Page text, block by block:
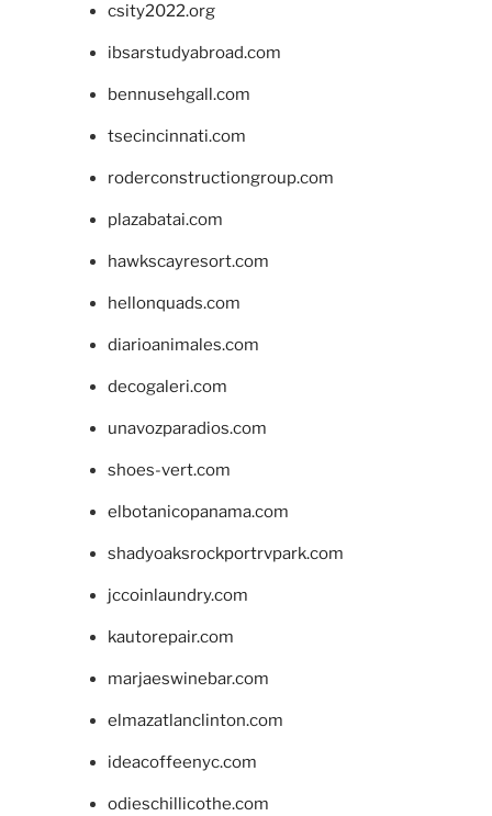
csity2022.org
ibsarstudyabroad.com
bennusehgall.com
tsecincinnati.com
roderconstructiongroup.com
plazabatai.com
hawkscayresort.com
hellonquads.com
diarioanimales.com
decogaleri.com
unavozparadios.com
shoes-vert.com
elbotanicopanama.com
shadyoaksrockportrvpark.com
jccoinlaundry.com
kautorepair.com
marjaeswinebar.com
elmazatlanclinton.com
ideacoffeenyc.com
odieschillicothe.com